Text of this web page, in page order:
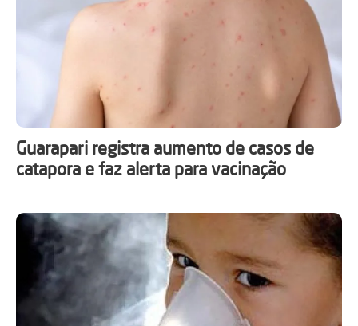
Guarapari registra aumento de casos de
catapora e faz alerta para vacinação